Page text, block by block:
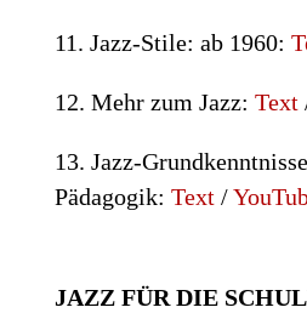
11. Jazz-Stile: ab 1960:
12. Mehr zum Jazz: Text
13. Jazz-
Pädagogik: Text/
JAZZ FÜR DIE